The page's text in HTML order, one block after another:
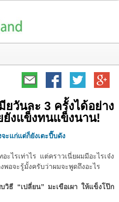
ยวันละ 3 ครั้งได้อย่าง
งแข็งทนแข็งนาน!
จะแก่แต่ก็ยังเตะปี๊บดัง
ไรเท่าไร แต่คราวเนี่ยผมมีอะไรเจ๋ง
พอจะรู้มั้งครับว่าผมจะพูดถึงอะไร
วิธี “เปลี่ยน” มะเขือเผา ให้แข็งโป๊ก